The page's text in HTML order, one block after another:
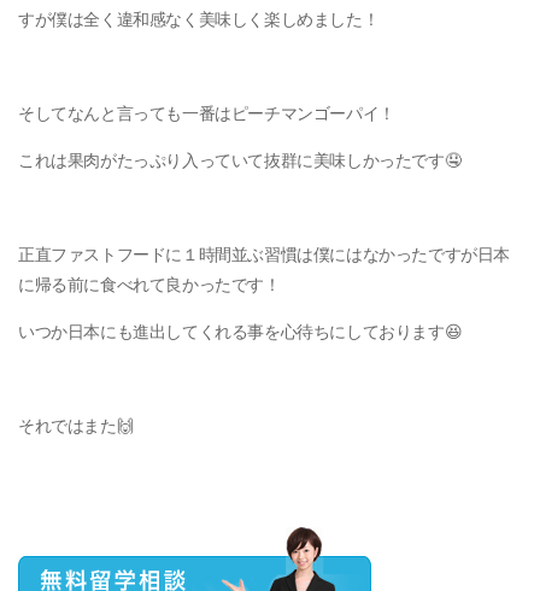
すが僕は全く違和感なく美味しく楽しめました！
そしてなんと言っても一番はピーチマンゴーパイ！
これは果肉がたっぷり入っていて抜群に美味しかったです🤤
正直ファストフードに１時間並ぶ習慣は僕にはなかったですが日本
に帰る前に食べれて良かったです！
いつか日本にも進出してくれる事を心待ちにしております😆
それではまた🙌